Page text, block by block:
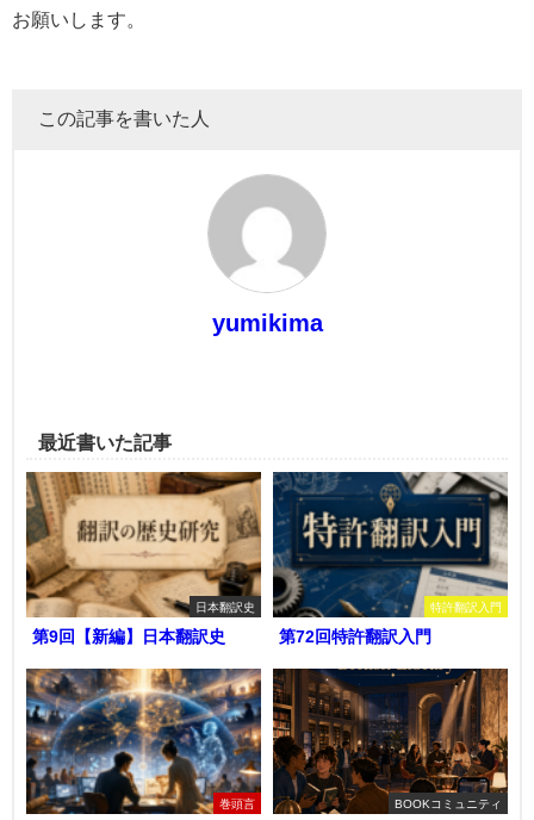
お願いします。
この記事を書いた人
yumikima
最近書いた記事
日本翻訳史
第9回【新編】日本翻訳史
特許翻訳入門
第72回特許翻訳入門
巻頭言 BOOKコミュニティ